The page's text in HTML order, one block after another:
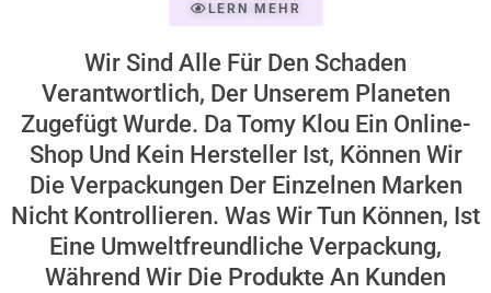
LERN MEHR
Wir Sind Alle Für Den Schaden
Verantwortlich, Der Unserem Planeten
Zugefügt Wurde. Da Tomy Klou Ein Online-
Shop Und Kein Hersteller Ist, Können Wir
Die Verpackungen Der Einzelnen Marken
Nicht Kontrollieren. Was Wir Tun Können, Ist
Eine Umweltfreundliche Verpackung,
Während Wir Die Produkte An Kunden